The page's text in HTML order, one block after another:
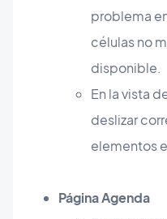
problema
células no
disponible.
En la vista
deslizar
elementos
Página Agenda